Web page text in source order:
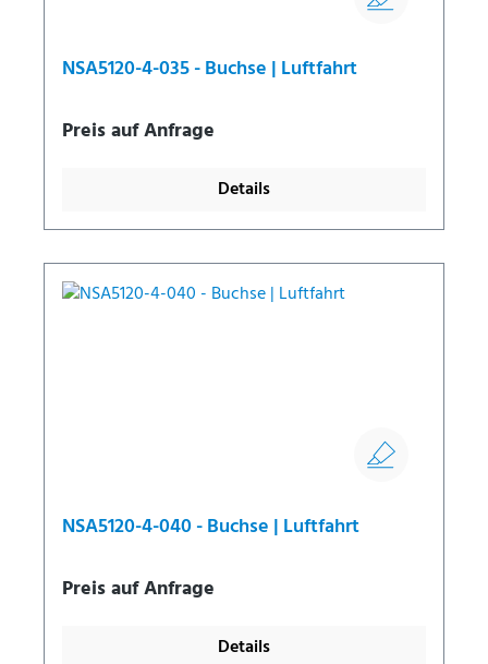
NSA5120-4-035 - Buchse | Luftfahrt
Preis auf Anfrage
Details
NSA5120-4-040 - Buchse | Luftfahrt
Preis auf Anfrage
Details